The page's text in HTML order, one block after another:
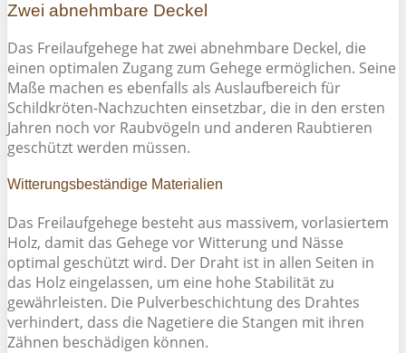
Zwei abnehmbare Deckel
Das Freilaufgehege hat zwei abnehmbare Deckel, die
einen optimalen Zugang zum Gehege ermöglichen. Seine
Maße machen es ebenfalls als Auslaufbereich für
Schildkröten-Nachzuchten einsetzbar, die in den ersten
Jahren noch vor Raubvögeln und anderen Raubtieren
geschützt werden müssen.
Witterungsbeständige Materialien
Das Freilaufgehege besteht aus massivem, vorlasiertem
Holz, damit das Gehege vor Witterung und Nässe
optimal geschützt wird. Der Draht ist in allen Seiten in
das Holz eingelassen, um eine hohe Stabilität zu
gewährleisten. Die Pulverbeschichtung des Drahtes
verhindert, dass die Nagetiere die Stangen mit ihren
Zähnen beschädigen können.